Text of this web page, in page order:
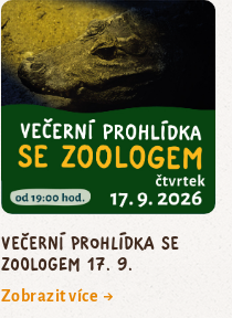
Večerní prohlídka se
zoologem 17. 9.
Zobrazit více →